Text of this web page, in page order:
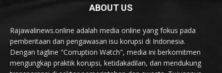
ABOUT US
Rajawalinews.online adalah media online yang fokus pada
pemberitaan dan pengawasan isu korupsi di Indonesia.
Dengan tagline "Corruption Watch", media ini berkomitmen
mengungkap praktik korupsi, ketidakadilan, dan mendukung